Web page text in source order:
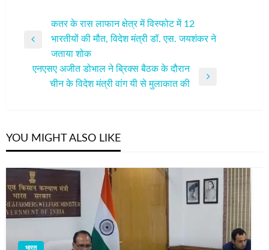
नेविगेशन
कतर के रास लाफान क्षेत्र में विस्फोट में 12
भारतीयों की मौत, विदेश मंत्री डॉ. एस. जयशंकर ने
जताया शोक
एनएसए अजीत डोभाल ने ब्रिक्स बैठक के दौरान
चीन के विदेश मंत्री वांग यी से मुलाकात की
YOU MIGHT ALSO LIKE
भारत